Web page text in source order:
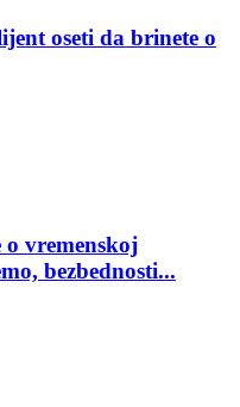
oseti da brinete o
vremenskoj
bezbednosti...